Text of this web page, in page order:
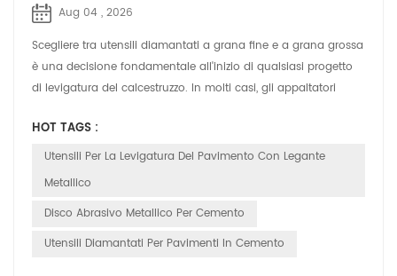
Aug 04 , 2026
Scegliere tra utensili diamantati a grana fine e a grana grossa
è una decisione fondamentale all'inizio di qualsiasi progetto
di levigatura del calcestruzzo. In molti casi, gli appaltatori
HOT TAGS :
Utensili Per La Levigatura Del Pavimento Con Legante
Metallico
Disco Abrasivo Metallico Per Cemento
Utensili Diamantati Per Pavimenti In Cemento